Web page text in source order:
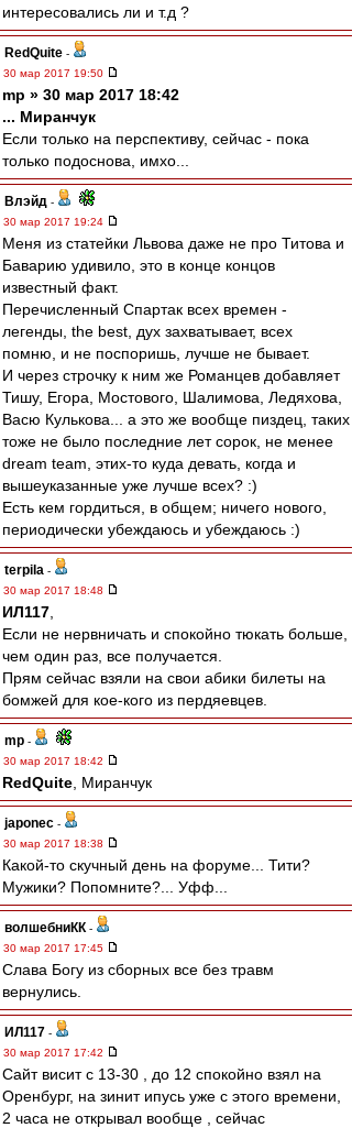
интересовались ли и т.д ?
RedQuite -
30 мар 2017 19:50
mp » 30 мар 2017 18:42
... Миранчук
Если только на перспективу, сейчас - пока
только подоснова, имхо...
Влэйд -
30 мар 2017 19:24
Меня из статейки Львова даже не про Титова и
Баварию удивило, это в конце концов
известный факт.
Перечисленный Спартак всех времен -
легенды, the best, дух захватывает, всех
помню, и не поспоришь, лучше не бывает.
И через строчку к ним же Романцев добавляет
Тишу, Егора, Мостового, Шалимова, Ледяхова,
Васю Кулькова... а это же вообще пиздец, таких
тоже не было последние лет сорок, не менее
dream team, этих-то куда девать, когда и
вышеуказанные уже лучше всех? :)
Есть кем гордиться, в общем; ничего нового,
периодически убеждаюсь и убеждаюсь :)
terpila -
30 мар 2017 18:48
ИЛ117
Если не нервничать и спокойно тюкать больше,
чем один раз, все получается.
Прям сейчас взяли на свои абики билеты на
бомжей для кое-кого из пердяевцев.
mp -
30 мар 2017 18:42
RedQuite , Миранчук
japonec -
30 мар 2017 18:38
Какой-то скучный день на форуме... Тити?
Мужики? Попомните?... Уфф...
волшебниКК -
30 мар 2017 17:45
Слава Богу из сборных все без травм
вернулись.
ИЛ117 -
30 мар 2017 17:42
Сайт висит с 13-30 , до 12 спокойно взял на
Оренбург, на зинит ипусь уже с этого времени,
2 часа не открывал вообще , сейчас